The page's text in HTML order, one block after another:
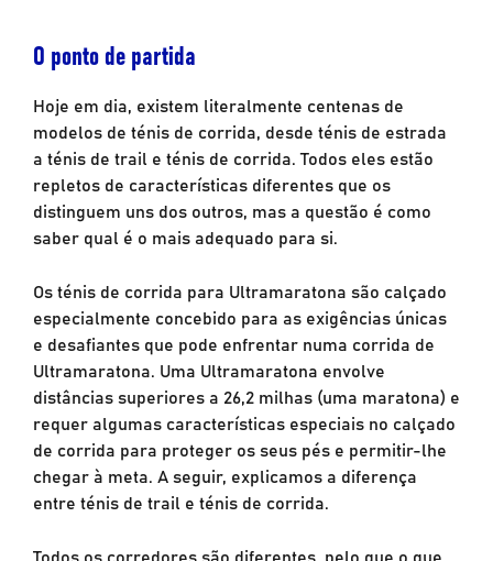
O ponto de partida
Hoje em dia, existem literalmente centenas de
modelos de ténis de corrida, desde ténis de estrada
a ténis de trail e ténis de corrida. Todos eles estão
repletos de características diferentes que os
distinguem uns dos outros, mas a questão é como
saber qual é o mais adequado para si.
Os ténis de corrida para Ultramaratona são calçado
especialmente concebido para as exigências únicas
e desafiantes que pode enfrentar numa corrida de
Ultramaratona. Uma Ultramaratona envolve
distâncias superiores a 26,2 milhas (uma maratona) e
requer algumas características especiais no calçado
de corrida para proteger os seus pés e permitir-lhe
chegar à meta. A seguir, explicamos a diferença
entre ténis de trail e ténis de corrida.
Todos os corredores são diferentes, pelo que o que